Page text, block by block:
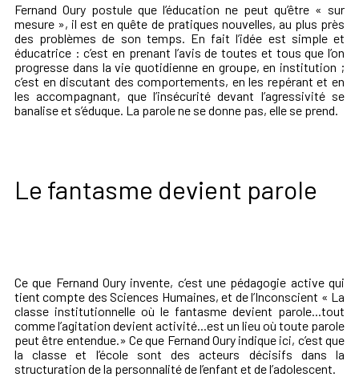
Fernand Oury postule que l’éducation ne peut qu’être « sur
mesure », il est en quête de pratiques nouvelles, au plus près
des problèmes de son temps. En fait l’idée est simple et
éducatrice : c’est en prenant l’avis de toutes et tous que l’on
progresse dans la vie quotidienne en groupe, en institution ;
c’est en discutant des comportements, en les repérant et en
les accompagnant, que l’insécurité devant l’agressivité se
banalise et s’éduque. La parole ne se donne pas, elle se prend.
Le fantasme devient parole
Ce que Fernand Oury invente, c’est une pédagogie active qui
tient compte des Sciences Humaines, et de l’Inconscient « La
classe institutionnelle où le fantasme devient parole...tout
comme l’agitation devient activité...est un lieu où toute parole
peut être entendue.» Ce que Fernand Oury indique ici, c’est que
la classe et l’école sont des acteurs décisifs dans la
structuration de la personnalité de l’enfant et de l’adolescent.